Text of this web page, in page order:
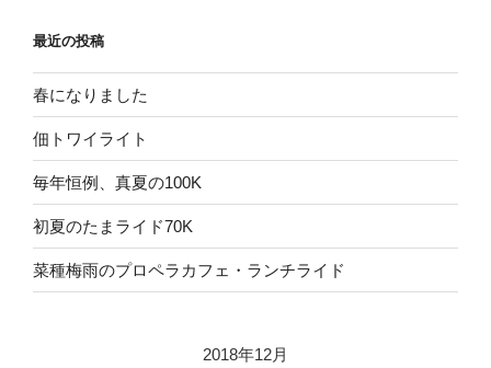
最近の投稿
春になりました
佃トワイライト
毎年恒例、真夏の100K
初夏のたまライド70K
菜種梅雨のプロペラカフェ・ランチライド
2018年12月